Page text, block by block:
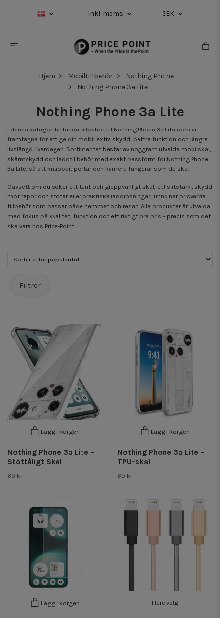
Inkl. moms SEK
Hjem Mobiltillbehör
Nothing Phone
Nothing Phone 3a Lite
Nothing Phone 3a Lite
I denna kategori hittar du tillbehör till Nothing Phone 3a Lite som är
framtagna för att ge din mobil extra skydd, bättre funktion och längre
livslängd i vardagen. Sortimentet består av noggrant utvalda mobilskal,
skärmskydd och laddtillbehör med exakt passform för Nothing Phone
3a Lite, så att knappar, portar och kamera fungerar som de ska.
Oavsett om du söker ett tunt och greppvänligt skal, ett slitstarkt skydd
mot repor och stötar eller praktiska laddlösningar, finns här prisvärda
tillbehör som passar både hemmet och resan. Alla produkter är utvalda
med fokus på kvalitet, funktion och ett riktigt bra pris – precis som det
ska vara hos Price-Point.
Filtrer
Lägg i korgen
Nothing Phone 3a Lite –
Stöttåligt Skal
69 kr
Lägg i korgen
Nothing Phone 3a Lite –
TPU-skal
69 kr
Lägg i korgen Flere valg